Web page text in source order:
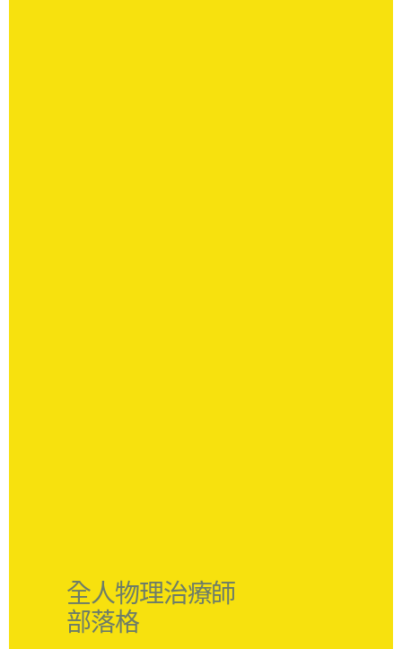
全人物理治療師
部落格